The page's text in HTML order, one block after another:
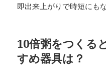
即出来上がりで時短にも
10倍粥をつくる
すめ器具は？